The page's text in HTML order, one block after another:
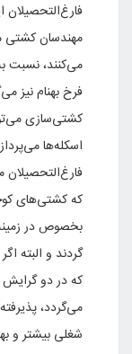
مهندسان کشتی
می‌کنند، نسبت
فرخ بهنام نیز
کشتی‌سازی
اسکله‌ها
که کشتی‌های
بخصوص در
گردند و البته
که در دو
می‌گردد،
شغلی بیشتر و